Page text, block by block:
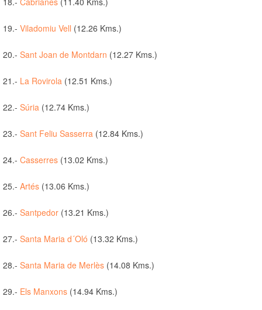
19.- Viladomiu Vell (12.26 Kms.)
20.- Sant Joan de Montdarn (12.27 Kms.)
21.- La Rovirola (12.51 Kms.)
22.- Súria (12.74 Kms.)
23.- Sant Feliu Sasserra (12.84 Kms.)
24.- Casserres (13.02 Kms.)
25.- Artés (13.06 Kms.)
26.- Santpedor (13.21 Kms.)
27.- Santa Maria d´Oló (13.32 Kms.)
28.- Santa Maria de Merlès (14.08 Kms.)
29.- Els Manxons (14.94 Kms.)